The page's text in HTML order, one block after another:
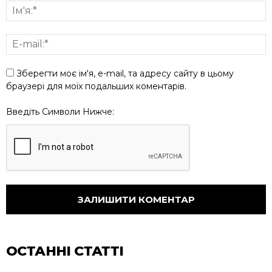
Зберегти моє ім'я, e-mail, та адресу сайту в цьому
браузері для моїх подальших коментарів.
Введіть Символи Нижче:
ОСТАННІ СТАТТІ